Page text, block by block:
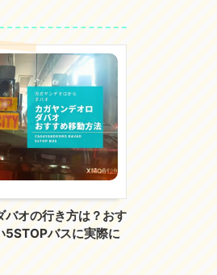
バオの行き方は？おす
5STOPバスに実際に